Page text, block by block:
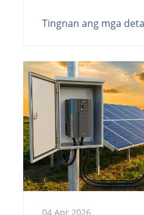
loob ng 5 taon gamit
Tingnan ang mga
04 Apr 2026